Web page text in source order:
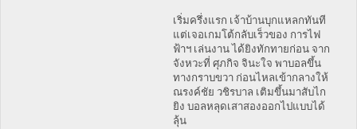
เริ่มครึ่งแรก เจ้าบ้านบุกแหลกทันที
แต่เจอเกมโต้กลับเร็วของ การไฟ
ฟ้าฯ เล่นงาน ได้ยิงทักทายก่อน จาก
จังหวะที่ ศุภกิจ จินะใจ พาบอลขึ้น
ทางกราบขวา ก่อนไหลเข้ากลางให้
ณรงค์ชัย วชิรบาล เติมขึ้นมาสับไก
ยิง บอลหลุดเสาสองออกไปแบบได้
ลุ้น